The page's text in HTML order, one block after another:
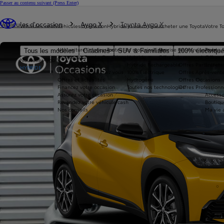
Passer au contenu suivant (Press Enter)
Véhicules neufs
Tous les modèles Citadines SUV & Familiales 100%
Nouvelle Aygo X
HYBRIDE
Véhicules d'occasion
Nos voitures d'occasion
Avantages Toyota Occasions
Réservez en ligne
Livraison près de chez vous
Offres et actualités
Financez votre occasion
Assurez votre occasion
Revendez votre véhicule cash
Nos conseils
Hybride et électrique
Toutes les motorisations
Hybride
Hydrogène
Toutes nos technologies
Acheter une Toyota
Reprise de votre voiture
Offres du moment
Offres Occasions
Offres
Votre
Toyota
Offres
Ma vie
Véhicules d'occasion Aygo X Toyota Aygo X